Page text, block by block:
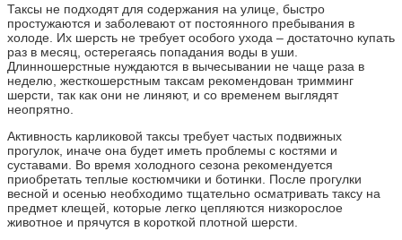
Таксы не подходят для содержания на улице, быстро
простужаются и заболевают от постоянного пребывания в
холоде. Их шерсть не требует особого ухода – достаточно купать
раз в месяц, остерегаясь попадания воды в уши.
Длинношерстные нуждаются в вычесывании не чаще раза в
неделю, жесткошерстным таксам рекомендован тримминг
шерсти, так как они не линяют, и со временем выглядят
неопрятно.
Активность карликовой таксы требует частых подвижных
прогулок, иначе она будет иметь проблемы с костями и
суставами. Во время холодного сезона рекомендуется
приобретать теплые костюмчики и ботинки. После прогулки
весной и осенью необходимо тщательно осматривать таксу на
предмет клещей, которые легко цепляются низкорослое
животное и прячутся в короткой плотной шерсти.